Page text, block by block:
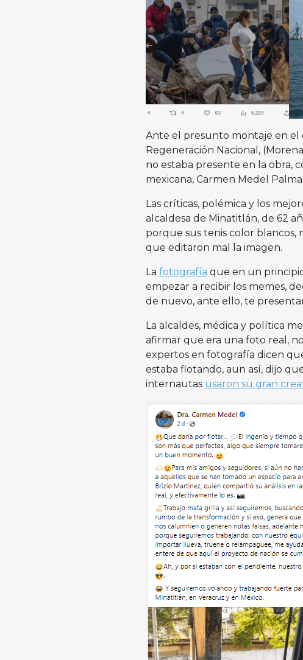
Ante el presunto montaje en el
Regeneración Nacional,
no estaba presente en la obra,
mexicana, Carmen Medel
Las críticas, polémica y los
alcaldesa de Minatitlán, de 62
porque sus tenis color blancos,
que editaron mal la imagen.
La fotografía que en un
empezar a recibir los memes,
de nuevo, ante ello, te
La alcaldes, médica y política
afirmar que era una foto real,
expertos en fotografía dicen
estaba flotando, aun así, dijo
internautas usaron su gran